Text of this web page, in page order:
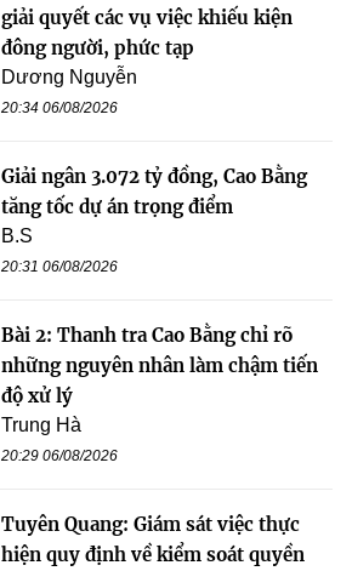
giải quyết các vụ việc khiếu kiện
đông người, phức tạp
Dương Nguyễn
20:34 06/08/2026
Giải ngân 3.072 tỷ đồng, Cao Bằng
tăng tốc dự án trọng điểm
B.S
20:31 06/08/2026
Bài 2: Thanh tra Cao Bằng chỉ rõ
những nguyên nhân làm chậm tiến
độ xử lý
Trung Hà
20:29 06/08/2026
Tuyên Quang: Giám sát việc thực
hiện quy định về kiểm soát quyền